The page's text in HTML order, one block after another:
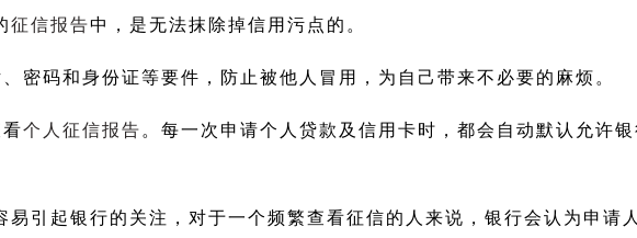
征信报告中，是无法抹除掉信用污点的。
密码和身份证等要件，防止被他人冒用，为自己带来不必要的麻烦。
个人征信报告 。每一次申请个人贷款及信用卡时，都会自动默认允许
易引起银行的关注，对于一个频繁查看征信的人来说，银行会认为申请